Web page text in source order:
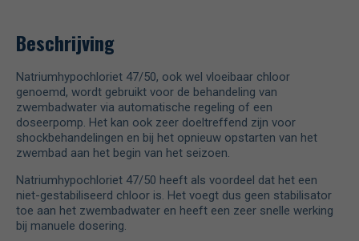
Beschrijving
Natriumhypochloriet 47/50, ook wel vloeibaar chloor
genoemd, wordt gebruikt voor de behandeling van
zwembadwater via automatische regeling of een
doseerpomp. Het kan ook zeer doeltreffend zijn voor
shockbehandelingen en bij het opnieuw opstarten van het
zwembad aan het begin van het seizoen.
Natriumhypochloriet 47/50 heeft als voordeel dat het een
niet-gestabiliseerd chloor is. Het voegt dus geen stabilisator
toe aan het zwembadwater en heeft een zeer snelle werking
bij manuele dosering.